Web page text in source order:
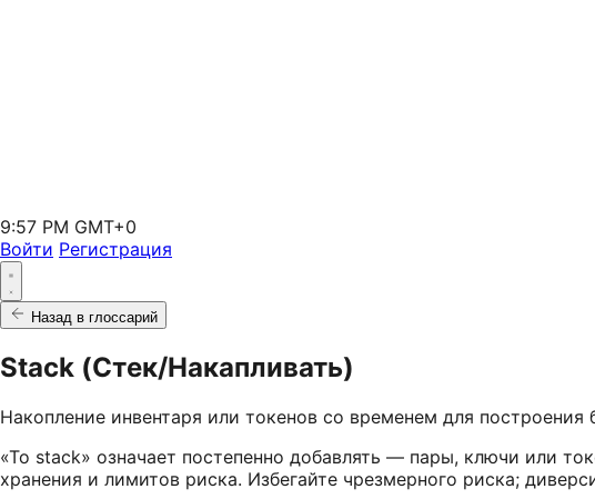
9:57 PM GMT+0
Войти Регистрация
Назад в глоссарий
Stack (Стек/Накапливать)
Накопление инвентаря или токенов со временем для построения
«To stack» означает постепенно добавлять — пары, ключи или
хранения и лимитов риска. Избегайте чрезмерного риска;